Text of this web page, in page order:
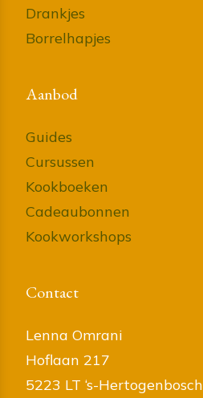
Drankjes
Borrelhapjes
Aanbod
Guides
Cursussen
Kookboeken
Cadeaubonnen
Kookworkshops
Contact
Lenna Omrani
Hoflaan 217
5223 LT ‘s-Hertogenbosch